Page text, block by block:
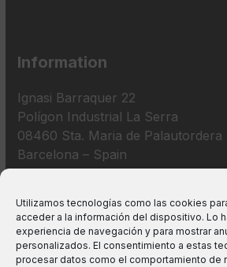
Utilizamos tecnologías como las cookies
acceder a la información del dispositivo. Lo
experiencia de navegación y para mostrar
personalizados. El consentimiento a estas
procesar datos como el comportamiento de
Information
Ignasi Barraquer 22
Polígon Industrial La Serra
08460 Sta. Maria de Palautordera
Barcelona – Spain
info@m2bswitches.com